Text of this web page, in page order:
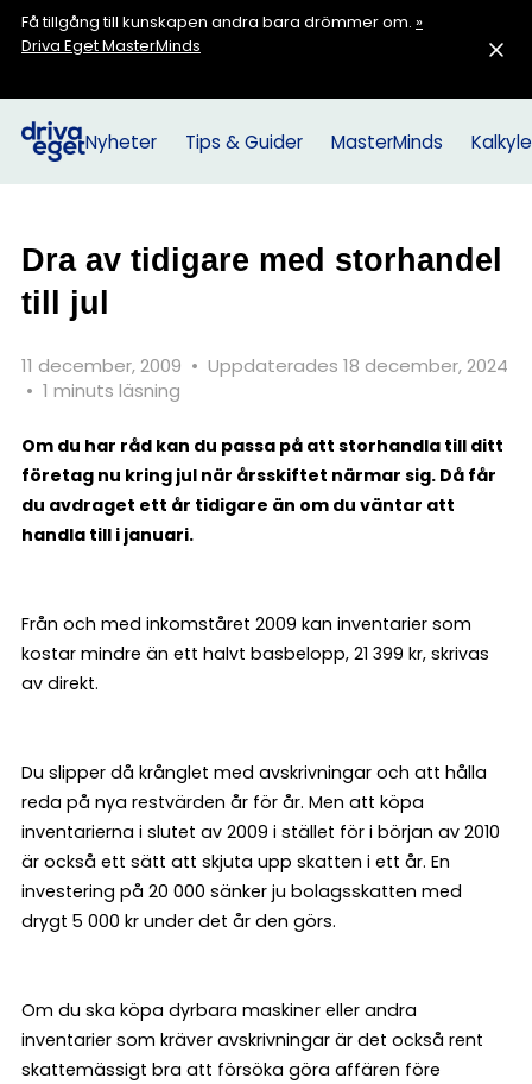
Få tillgång till kunskapen andra bara drömmer om. »
Driva Eget MasterMinds
Nyheter Tips & Guider MasterMinds
Dra av tidigare med storhandel
till jul
11 december, 2009 • Uppdaterades 18 december, 2024
• 1 minuts läsning
Om du har råd kan du passa på att storhandla till ditt
företag nu kring jul när årsskiftet närmar sig. Då får
du avdraget ett år tidigare än om du väntar att
handla till i januari.
Från och med inkomståret 2009 kan inventarier som
kostar mindre än ett halvt basbelopp, 21 399 kr, skrivas
av direkt.
Du slipper då krånglet med avskrivningar och att hålla
reda på nya restvärden år för år. Men att köpa
inventarierna i slutet av 2009 i stället för i början av 2010
är också ett sätt att skjuta upp skatten i ett år. En
investering på 20 000 sänker ju bolagsskatten med
drygt 5 000 kr under det år den görs.
Om du ska köpa dyrbara maskiner eller andra
inventarier som kräver avskrivningar är det också rent
skattemässigt bra att försöka göra affären före